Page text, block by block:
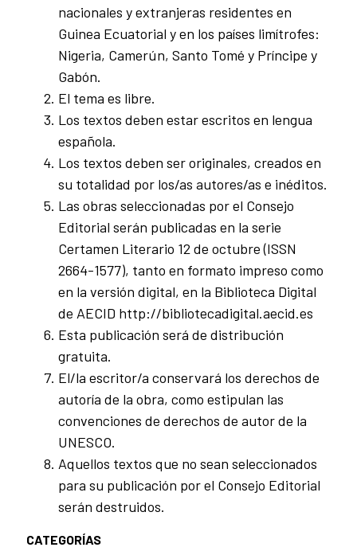
nacionales y extranjeras residentes en
Guinea Ecuatorial y en los países limítrofes:
Nigeria, Camerún, Santo Tomé y Príncipe y
Gabón.
El tema es libre.
Los textos deben estar escritos en lengua
española.
Los textos deben ser originales, creados en
su totalidad por los/as autores/as e inéditos.
Las obras seleccionadas por el Consejo
Editorial serán publicadas en la serie
Certamen Literario 12 de octubre (ISSN
2664-1577), tanto en formato impreso como
en la versión digital, en la Biblioteca Digital
de AECID http://bibliotecadigital.aecid.es
Esta publicación será de distribución
gratuita.
El/la escritor/a conservará los derechos de
autoría de la obra, como estipulan las
convenciones de derechos de autor de la
UNESCO.
Aquellos textos que no sean seleccionados
para su publicación por el Consejo Editorial
serán destruidos.
CATEGORÍAS